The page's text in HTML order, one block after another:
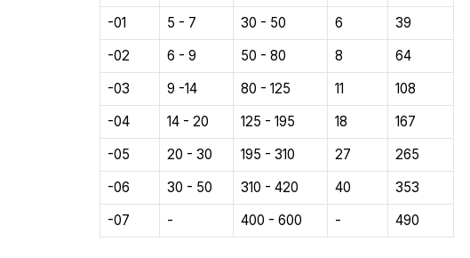
-01
5 - 7 30 - 50 6
39
-02
6 - 9 50 - 80 8
64
-03
9 -14 80 - 125 11
108
-04
14 - 20 125 - 195 18
167
-05
20 - 30 195 - 310 27
265
-06
30 - 50 310 - 420 40
353
-07
- 400 - 600 - 490